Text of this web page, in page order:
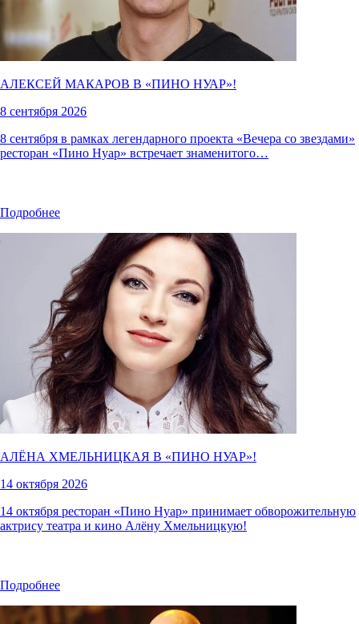
АЛЕКСЕЙ МАКАРОВ В «ПИНО НУАР»!
8 сентября 2026
8 сентября в рамках легендарного проекта «Вечера со звездами»
ресторан «Пино Нуар» встречает знаменитого…
Подробнее
АЛЁНА ХМЕЛЬНИЦКАЯ В «ПИНО НУАР»!
14 октября 2026
14 октября ресторан «Пино Нуар» принимает обворожительную
актрису театра и кино Алёну Хмельницкую!
Подробнее